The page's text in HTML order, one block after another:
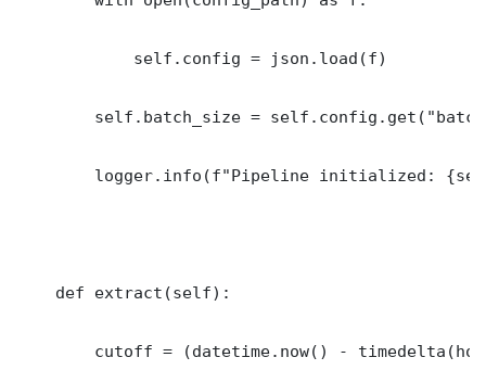
            self.config = json.load(f)
self.batch_size =
logger.info(f"Pipeline initialized:
    def extract(self):
cutoff = (datetime.now() -